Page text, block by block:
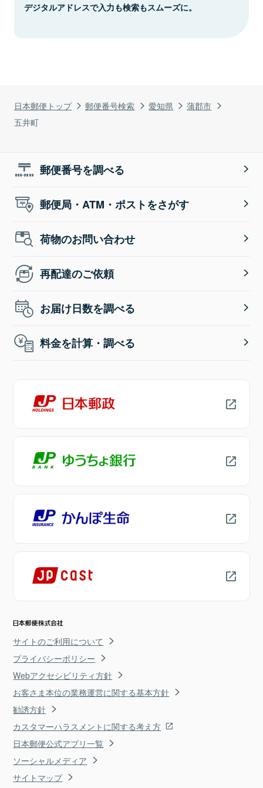
日本郵便トップ 郵便番号検索 愛知県
蒲郡市
五井町
デジタルアドレスで入力も検索もスムーズに。
郵便番号を調べる
郵便局・ATM・ポストをさがす
荷物のお問い合わせ
再配達のご依頼
お届け日数を調べる
料金を計算・調べる
サイトのご利用について
プライバシーポリシー
Webアクセシビリティ方針
お客さま本位の業務運営に関する基本方針
勧誘方針
カスタマーハラスメントに関する考え方
日本郵便公式アプリ一覧
ソーシャルメディア
サイトマップ